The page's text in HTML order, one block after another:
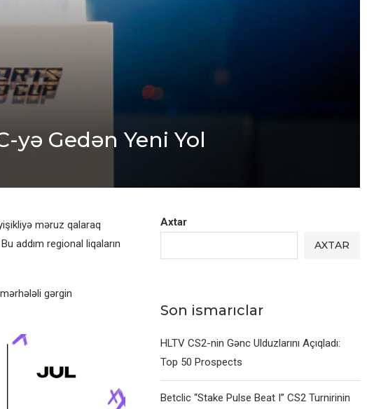
yə Gedən Yeni Yol
məruz qalaraq
addım regional liqaların
gərgin
Axtar
AXTAR
Son ismarıclar
HLTV CS2-nin Gənc Ulduzlarını Açıqladı:
Top 50 Prospects
Betclic “Stake Pulse Beat I” CS2 Turnirinin